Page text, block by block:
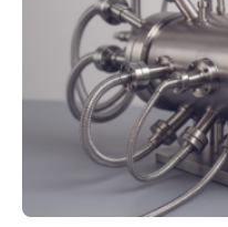
Rolle von flexiblen
Netzanschluss von
(EE-Anlagen) ist
Denn ohne Anschluss
eingespeist werden.
Gesetz (EEG) sind